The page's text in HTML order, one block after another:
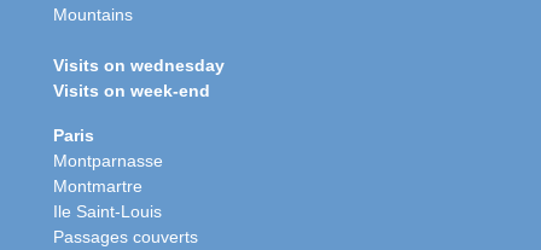
Mountains
Visits on wednesday
Visits on week-end
Paris
Montparnasse
Montmartre
Ile Saint-Louis
Passages couverts